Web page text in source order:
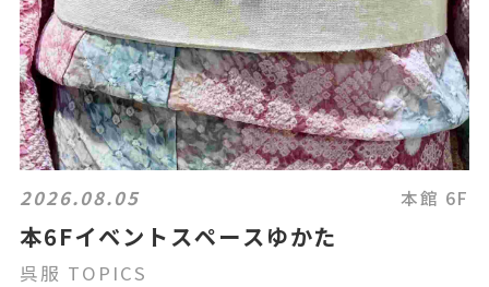
2026.08.05 本館 6F
本6Fイベントスペースゆかた
呉服 TOPICS